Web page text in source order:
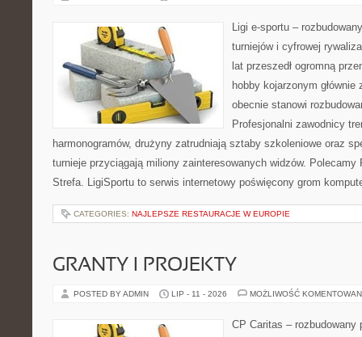
Ligi e-sportu –
turniejów i cyfrowej
lat przeszedł ogromną
hobby kojarzonym
obecnie stanowi
Profesjonalni zawodnicy
harmonogramów, drużyny zatrudniają sztaby szkoleniowe oraz
turnieje przyciągają miliony zainteresowanych widzów.
Strefa. LigiSportu to serwis internetowy poświęcony grom
CATEGORIES: NAJLEPSZE RESTAURACJE W EUROPIE
GRANTY I PROJEKTY
POSTED BY ADMIN LIP - 11 - 2026 MOŻLIWOŚĆ
CP Caritas – rozbudowany